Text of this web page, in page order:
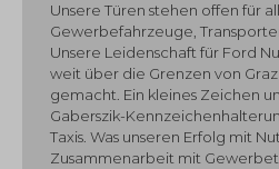
Unsere Türen stehen offen für
Gewerbefahrzeuge,
Unsere Leidenschaft für Ford
weit über die Grenzen von
gemacht. Ein kleines Zeichen
Gaberszik-
Taxis. Was unseren Erfolg mit
Zusammenarbeit mit